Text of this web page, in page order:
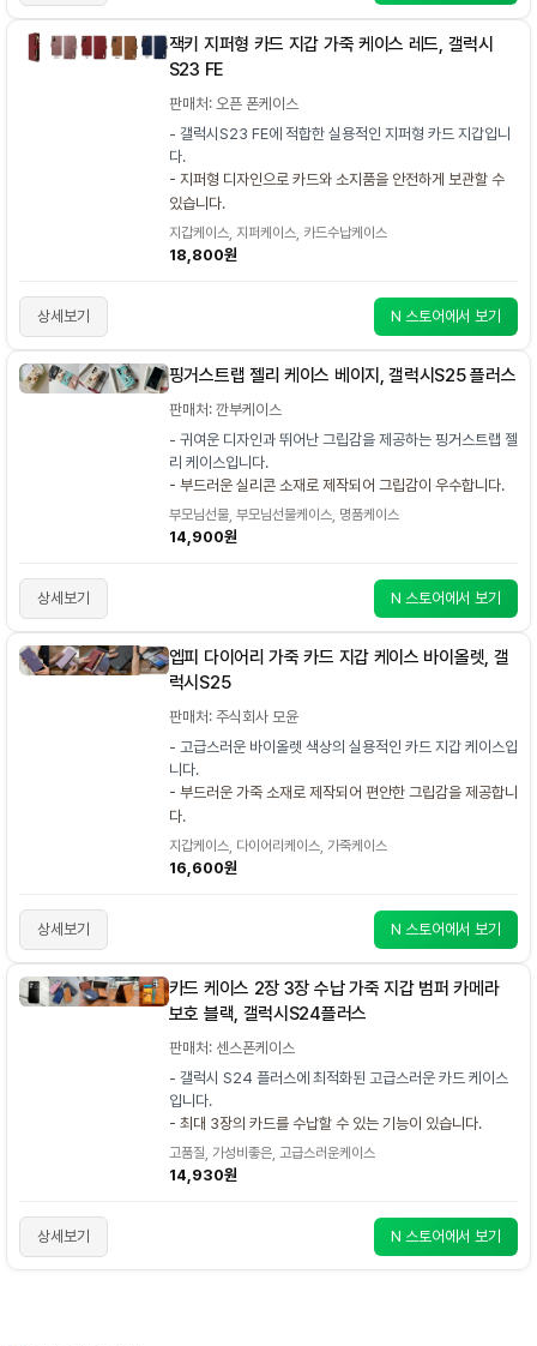
잭키 지퍼형 카드 지갑 가죽 케이스 레드, 갤럭시
S23 FE
판매처: 오픈 폰케이스
- 갤럭시S23 FE에 적합한 실용적인 지퍼형 카드 지갑입니
다.
- 지퍼형 디자인으로 카드와 소지품을 안전하게 보관할 수
있습니다.
지갑케이스, 지퍼케이스, 카드수납케이스
18,800원
상세보기 N 스토어에서 보기
핑거스트랩 젤리 케이스 베이지, 갤럭시S25 플러스
판매처: 깐부케이스
- 귀여운 디자인과 뛰어난 그립감을 제공하는 핑거스트랩 젤
리 케이스입니다.
- 부드러운 실리콘 소재로 제작되어 그립감이 우수합니다.
부모님선물, 부모님선물케이스, 명품케이스
14,900원
상세보기 N 스토어에서 보기
엡피 다이어리 가죽 카드 지갑 케이스 바이올렛, 갤
럭시S25
판매처: 주식회사 모윤
- 고급스러운 바이올렛 색상의 실용적인 카드 지갑 케이스입
니다.
- 부드러운 가죽 소재로 제작되어 편안한 그립감을 제공합니
다.
지갑케이스, 다이어리케이스, 가죽케이스
16,600원
상세보기 N 스토어에서 보기
카드 케이스 2장 3장 수납 가죽 지갑 범퍼 카메라
보호 블랙, 갤럭시S24플러스
판매처: 센스폰케이스
- 갤럭시 S24 플러스에 최적화된 고급스러운 카드 케이스
입니다.
- 최대 3장의 카드를 수납할 수 있는 기능이 있습니다.
고품질, 가성비좋은, 고급스러운케이스
14,930원
상세보기 N 스토어에서 보기